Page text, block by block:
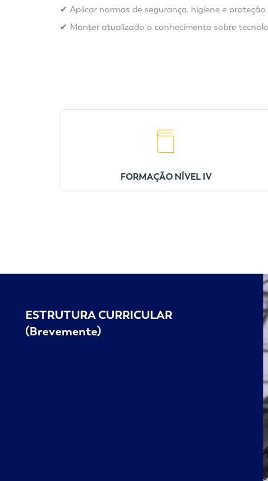
✔ Aplicar normas de segurança, higiene e
✔ Manter atualizado o conhecimento sobre
FORMAÇÃO NÍVEL IV
ESTRUTURA CURRICULAR
(Brevemente)